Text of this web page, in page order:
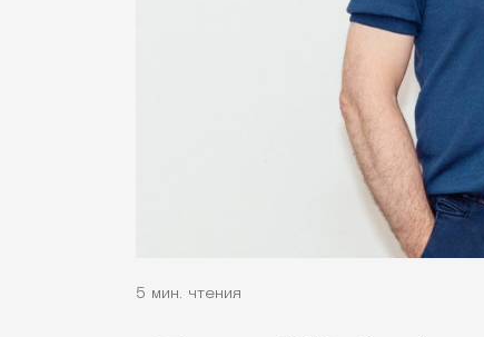
5 мин. чтения